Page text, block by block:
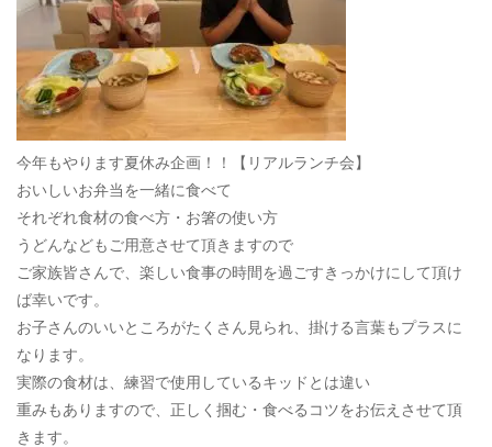
今年もやります夏休み企画！！【リアルランチ会】
おいしいお弁当を一緒に食べて
それぞれ食材の食べ方・お箸の使い方
うどんなどもご用意させて頂きますので
ご家族皆さんで、楽しい食事の時間を過ごすきっかけにして頂け
ば幸いです。
お子さんのいいところがたくさん見られ、掛ける言葉もプラスに
なります。
実際の食材は、練習で使用しているキッドとは違い
重みもありますので、正しく掴む・食べるコツをお伝えさせて頂
きます。